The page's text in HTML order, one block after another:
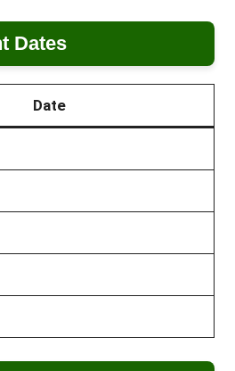
Dates
Date